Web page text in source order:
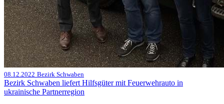
08.12.2022 Bezirk Schwaben
Bezirk Schwaben liefert Hilfsgüter mit Feuerwehrauto in
ukrainische Partnerregion